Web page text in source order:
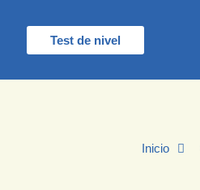
Test de nivel
Inicio